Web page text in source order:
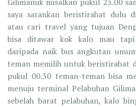
saya sarankan beristirahat dulu
atau cari travel yang tujuan
bisa ditawar kok kalo mau
daripada naik bus angkutan
teman memilih untuk beristirahat
pukul 00.30 teman-teman bisa
menuju terminal Pelabuhan
sebelah barat pelabuhan, kalo